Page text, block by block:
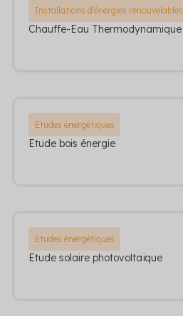
Installations d'énergies renouvelables
Chauffe-Eau Thermodynamique
Etudes énergétiques
Etude bois énergie
Etudes énergétiques
Etude solaire photovoltaïque